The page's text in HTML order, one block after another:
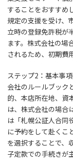
することをおすすめ
規定の支援を受け、
立時の登録免許税が
ます。株式会社の場
されるため、初期費
ステップ2：基本事
会社のルールブック
的、本店所在地、資
は、株式会社の場合
は「札幌公証人合同
に予約をして赴くこ
を選択することで、
子定款での手続きが